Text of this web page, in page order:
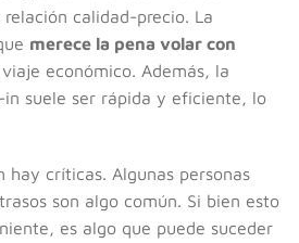
calidad-precio. La
merece la pena volar con
económico. Además, la
suele ser rápida y eficiente, lo
hay críticas. Algunas personas
son algo común. Si bien esto
es algo que puede suceder